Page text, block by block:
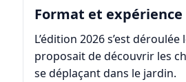
Format et expérience
L’édition 2026 s’est
proposait de découvrir les
se déplaçant dans le jardin.